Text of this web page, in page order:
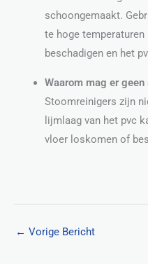
schoongemaakt.
te hoge
beschadigen en het
Waarom mag er
Stoomreinigers zijn
lijmlaag van het pvc
vloer loskomen of
← Vorige Bericht